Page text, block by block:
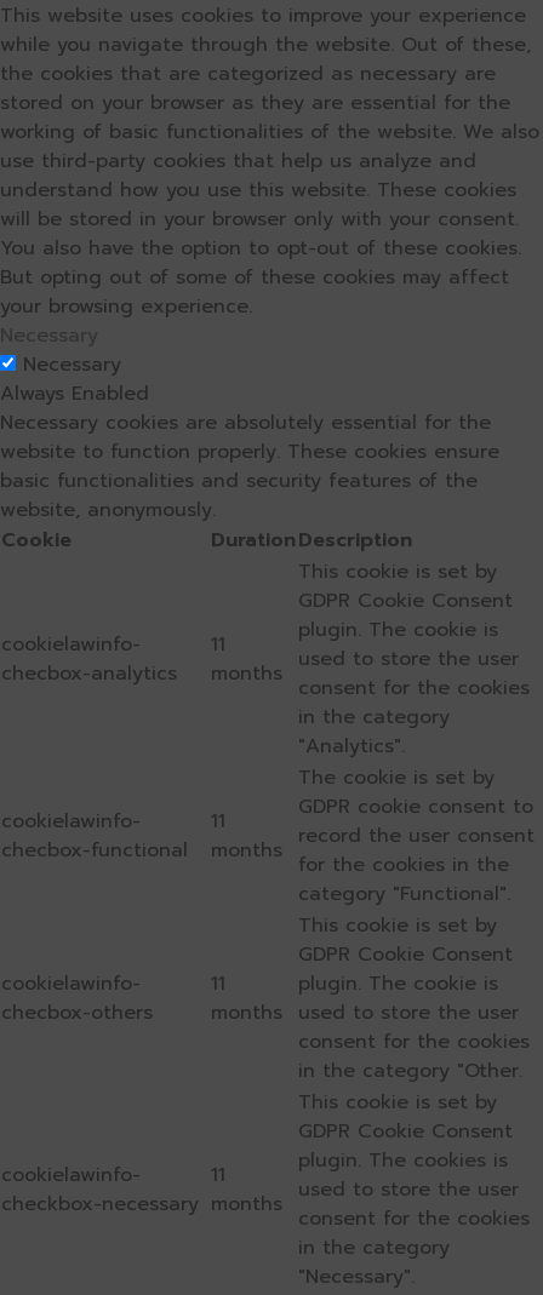
This website uses cookies to improve your experience
while you navigate through the website. Out of these,
the cookies that are categorized as necessary are
stored on your browser as they are essential for the
working of basic functionalities of the website. We also
use third-party cookies that help us analyze and
understand how you use this website. These cookies
will be stored in your browser only with your consent.
You also have the option to opt-out of these cookies.
But opting out of some of these cookies may affect
your browsing experience.
Necessary
Necessary
Always Enabled
Necessary cookies are absolutely essential for the
website to function properly. These cookies ensure
basic functionalities and security features of the
website, anonymously.
Cookie
DurationDescription
cookielawinfo-
checbox-analytics
11
months
This cookie is set by
GDPR Cookie Consent
plugin. The cookie is
used to store the user
consent for the cookies
in the category
"Analytics".
cookielawinfo-
checbox-functional
11
months
The cookie is set by
GDPR cookie consent to
record the user consent
for the cookies in the
category "Functional".
cookielawinfo-
checbox-others
11
months
This cookie is set by
GDPR Cookie Consent
plugin. The cookie is
used to store the user
consent for the cookies
in the category "Other.
cookielawinfo-
checkbox-necessary
11
months
This cookie is set by
GDPR Cookie Consent
plugin. The cookies is
used to store the user
consent for the cookies
in the category
"Necessary".